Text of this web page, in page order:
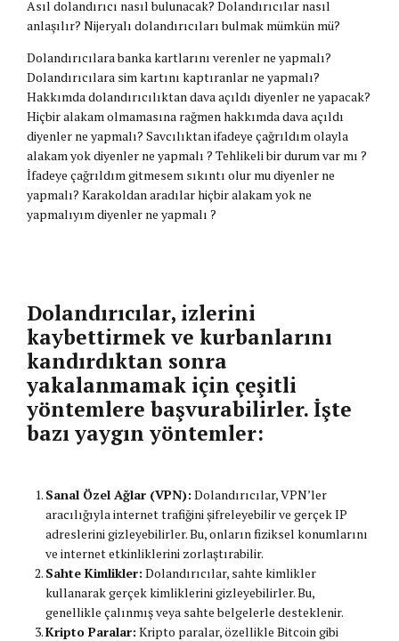
Asıl dolandırıcı nasıl bulunacak? Dolandırıcılar nasıl
anlaşılır? Nijeryalı dolandırıcıları bulmak mümkün mü?
Dolandırıcılara banka kartlarını verenler ne yapmalı?
Dolandırıcılara sim kartını kaptıranlar ne yapmalı?
Hakkımda dolandırıcılıktan dava açıldı diyenler ne yapacak?
Hiçbir alakam olmamasına rağmen hakkımda dava açıldı
diyenler ne yapmalı? Savcılıktan ifadeye çağrıldım olayla
alakam yok diyenler ne yapmalı ? Tehlikeli bir durum var mı ?
İfadeye çağrıldım gitmesem sıkıntı olur mu diyenler ne
yapmalı? Karakoldan aradılar hiçbir alakam yok ne
yapmalıyım diyenler ne yapmalı ?
Dolandırıcılar, izlerini
kaybettirmek ve kurbanlarını
kandırdıktan sonra
yakalanmamak için çeşitli
yöntemlere başvurabilirler. İşte
bazı yaygın yöntemler:
Sanal Özel Ağlar (VPN): Dolandırıcılar, VPN’ler
aracılığıyla internet trafiğini şifreleyebilir ve gerçek IP
adreslerini gizleyebilirler. Bu, onların fiziksel konumlarını
ve internet etkinliklerini zorlaştırabilir.
Sahte Kimlikler: Dolandırıcılar, sahte kimlikler
kullanarak gerçek kimliklerini gizleyebilirler. Bu,
genellikle çalınmış veya sahte belgelerle desteklenir.
Kripto Paralar: Kripto paralar, özellikle Bitcoin gibi